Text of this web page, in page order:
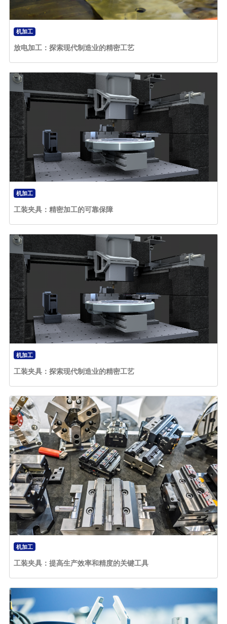
机加工
放电加工：探索现代制造业的精密工艺
机加工
工装夹具：精密加工的可靠保障
机加工
工装夹具：探索现代制造业的精密工艺
机加工
工装夹具：提高生产效率和精度的关键工具